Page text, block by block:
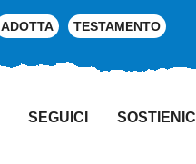
ADOTTA TESTAMENTO
SEGUICI SOSTIENICI